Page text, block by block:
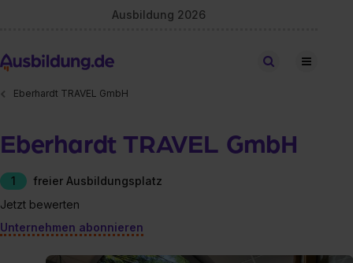
Ausbildung 2026
Stellen finden
Eberhardt TRAVEL GmbH
Eberhardt TRAVEL GmbH
1
freier Ausbildungsplatz
Jetzt bewerten
Unternehmen abonnieren